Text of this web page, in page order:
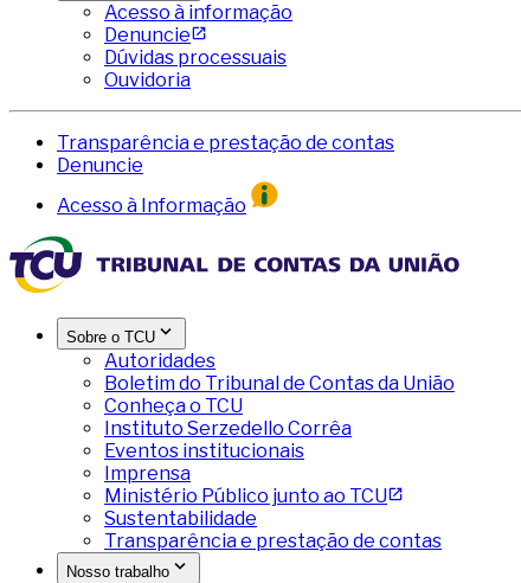
Acesso à informação
Denuncie
Dúvidas processuais
Ouvidoria
Transparência e prestação de contas
Denuncie
Acesso à Informação
Sobre o TCU
Autoridades
Boletim do Tribunal de Contas da União
Conheça o TCU
Instituto Serzedello Corrêa
Eventos institucionais
Imprensa
Ministério Público junto ao TCU
Sustentabilidade
Transparência e prestação de contas
Nosso trabalho